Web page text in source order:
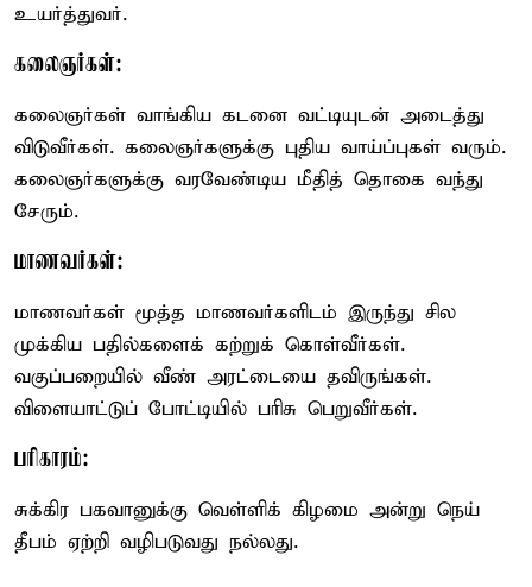
உயர்த்துவர்.
கலைஞர்கள்:
கலைஞர்கள் வாங்கிய கடனை வட்டியுடன் அடைத்து
விடுவீர்கள். கலைஞர்களுக்கு புதிய வாய்ப்புகள் வரும்.
கலைஞர்களுக்கு வரவேண்டிய மீதித் தொகை வந்து
சேரும்.
மாணவர்கள்:
மாணவர்கள் மூத்த மாணவர்களிடம் இருந்து சில
முக்கிய பதில்களைக் கற்றுக் கொள்வீர்கள்.
வகுப்பறையில் வீண் அரட்டையை தவிருங்கள்.
விளையாட்டுப் போட்டியில் பரிசு பெறுவீர்கள்.
பரிகாரம்:
சுக்கிர பகவானுக்கு வெள்ளிக் கிழமை அன்று நெய்
தீபம் ஏற்றி வழிபடுவது நல்லது.